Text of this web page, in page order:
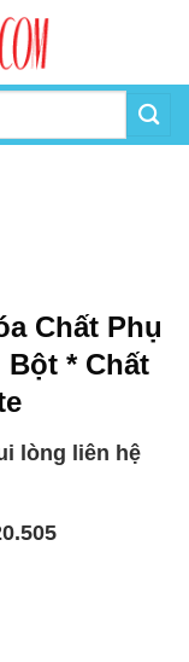
Chất Phụ
* Chất
lòng liên hệ